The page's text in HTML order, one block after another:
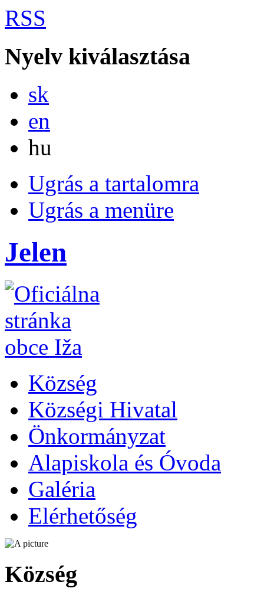
RSS
Nyelv kiválasztása
sk
en
hu
Ugrás a tartalomra
Ugrás a menüre
Jelen
Község
Községi Hivatal
Önkormányzat
Alapiskola és Óvoda
Galéria
Elérhetőség
Község